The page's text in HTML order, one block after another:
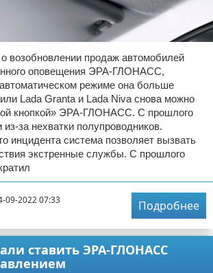
возобновлении продаж автомобилей
оповещения ЭРА-ГЛОНАСС,
режиме она больше
Lada Granta и Lada Niva снова можно
кнопкой» ЭРА-ГЛОНАСС. С прошлого
из-за нехватки полупроводников.
инцидента система позволяет вызвать
экстренные службы. С прошлого
09-2022 07:33
Подробнее
ставить ЭРА-ГЛОНАСС